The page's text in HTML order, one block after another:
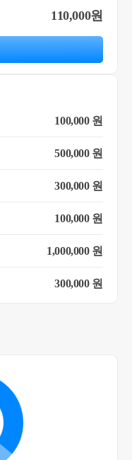
110,000원
100,000 원
500,000 원
300,000 원
100,000 원
1,000,000 원
300,000 원